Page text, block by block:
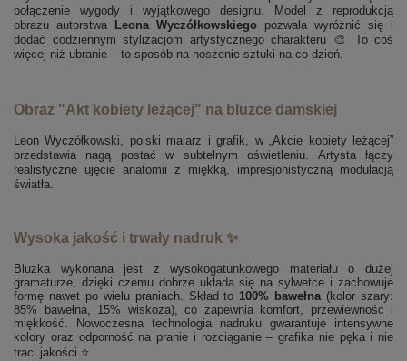
połączenie wygody i wyjątkowego designu. Model z reprodukcją
obrazu autorstwa
Leona Wyczółkowskiego pozwala wyróżnić się i
dodać codziennym stylizacjom artystycznego charakteru 🎨 To coś
więcej niż ubranie – to sposób na noszenie sztuki na co dzień.
Obraz "Akt kobiety leżącej" na bluzce damskiej
Leon Wyczółkowski, polski malarz i grafik, w „Akcie kobiety leżącej”
przedstawia nagą postać w subtelnym oświetleniu. Artysta łączy
realistyczne ujęcie anatomii z miękką, impresjonistyczną modulacją
światła.
Wysoka jakość i trwały nadruk ✨
Bluzka wykonana jest z wysokogatunkowego materiału o dużej
gramaturze, dzięki czemu dobrze układa się na sylwetce i zachowuje
formę nawet po wielu praniach. Skład to 100% bawełna(kolor szary:
85% bawełna, 15% wiskoza), co zapewnia komfort, przewiewność i
miękkość. Nowoczesna technologia nadruku gwarantuje intensywne
kolory oraz odporność na pranie i rozciąganie – grafika nie pęka i nie
traci jakości ⭐